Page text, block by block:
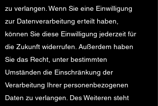
zu verlangen. Wenn Sie eine Einwilligung
zur Datenverarbeitung erteilt haben,
können Sie diese Einwilligung jederzeit für
die Zukunft widerrufen. Außerdem haben
Sie das Recht, unter bestimmten
Umständen die Einschränkung der
Verarbeitung Ihrer personenbezogenen
Daten zu verlangen. Des Weiteren steht